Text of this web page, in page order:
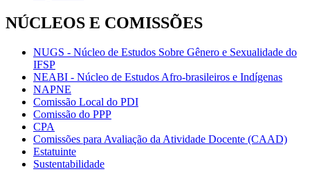
NÚCLEOS E COMISSÕES
NUGS - Núcleo de Estudos Sobre Gênero e Sexualidade do
IFSP
NEABI - Núcleo de Estudos Afro-brasileiros e Indígenas
NAPNE
Comissão Local do PDI
Comissão do PPP
CPA
Comissões para Avaliação da Atividade Docente (CAAD)
Estatuinte
Sustentabilidade